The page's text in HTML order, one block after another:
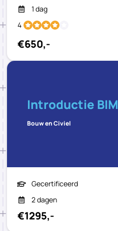
1 dag
4
€650,-
Introductie BIM
Bouw en Civiel
Gecertificeerd
2 dagen
€1295,-